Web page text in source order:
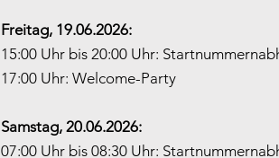
Freitag, 19.06.2026:
15:00 Uhr bis 20:00 Uhr:
17:00 Uhr: Welcome-Party
Samstag, 20.06.2026:
07:00 Uhr bis 08:30 Uhr: